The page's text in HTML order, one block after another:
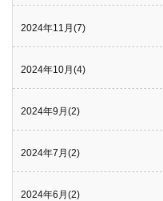
2024年11月(7)
2024年10月(4)
2024年9月(2)
2024年7月(2)
2024年6月(2)